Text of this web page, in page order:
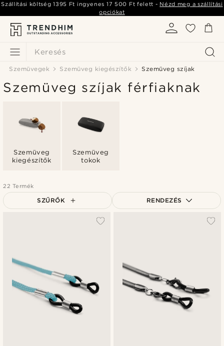
Keresés
Szállítási költség1395 Ft ingyenes 17 500 Ft felett - Nézd meg a szállítási
opciókat
Szemüvegek Szemüveg kiegészítők Szemüveg szíjak
Szemüveg szíjak férfiaknak
Szemüveg
kiegészítők
Szemüveg
tokok
22 Termék
SZŰRŐK RENDEZÉS
Legmagasabb ár